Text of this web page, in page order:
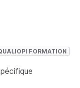
FORMATION